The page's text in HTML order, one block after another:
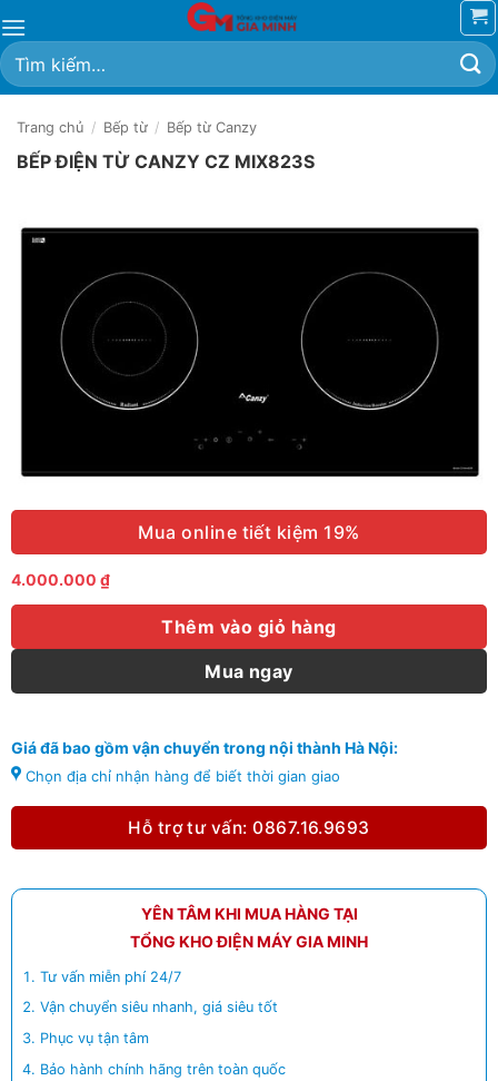
qua
nội
dung
Tìm
kiếm:
Trang chủ / Bếp từ / Bếp từ Canzy
BẾP ĐIỆN TỪ CANZY CZ MIX823S
Mua online tiết kiệm 19%
4.000.000 ₫
Thêm vào giỏ hàng
Mua ngay
Giá đã bao gồm vận chuyển trong nội thành Hà Nội:
Chọn địa chỉ nhận hàng để biết thời gian giao
Hỗ trợ tư vấn: 0867.16.9693
YÊN TÂM KHI MUA HÀNG TẠI
TỔNG KHO ĐIỆN MÁY GIA MINH
Tư vấn miễn phí 24/7
Vận chuyển siêu nhanh, giá siêu tốt
Phục vụ tận tâm
Bảo hành chính hãng trên toàn quốc